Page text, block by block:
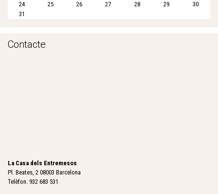
24
25 26 27 28 29
30
31
Contacte
La Casa dels Entremesos
Pl. Beates, 2 08003 Barcelona
Telèfon. 932 683 531